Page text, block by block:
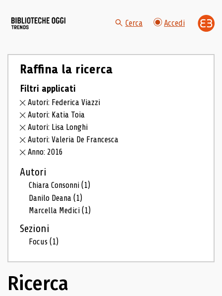
Cerca Accedi
Raffina la ricerca
Filtri applicati
Autori: Federica Viazzi
Autori: Katia Toia
Autori: Lisa Longhi
Autori: Valeria De Francesca
Anno: 2016
Autori
Chiara Consonni(1)
Danilo Deana(1)
Marcella Medici(1)
Sezioni
Focus(1)
Ricerca